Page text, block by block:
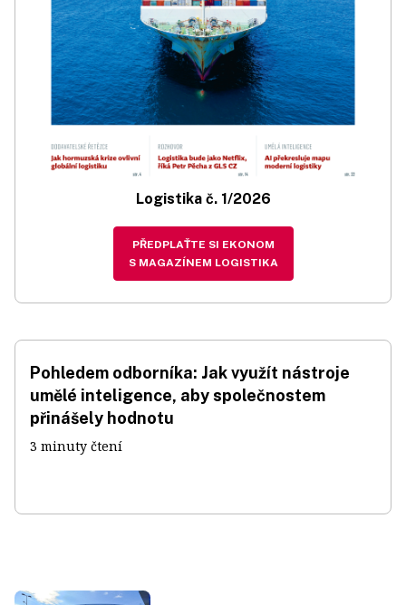
Logistika č. 1/2026
PŘEDPLAŤTE SI EKONOM
S MAGAZÍNEM LOGISTIKA
Pohledem odborníka: Jak využít nástroje
umělé inteligence, aby společnostem
přinášely hodnotu
3 minuty čtení